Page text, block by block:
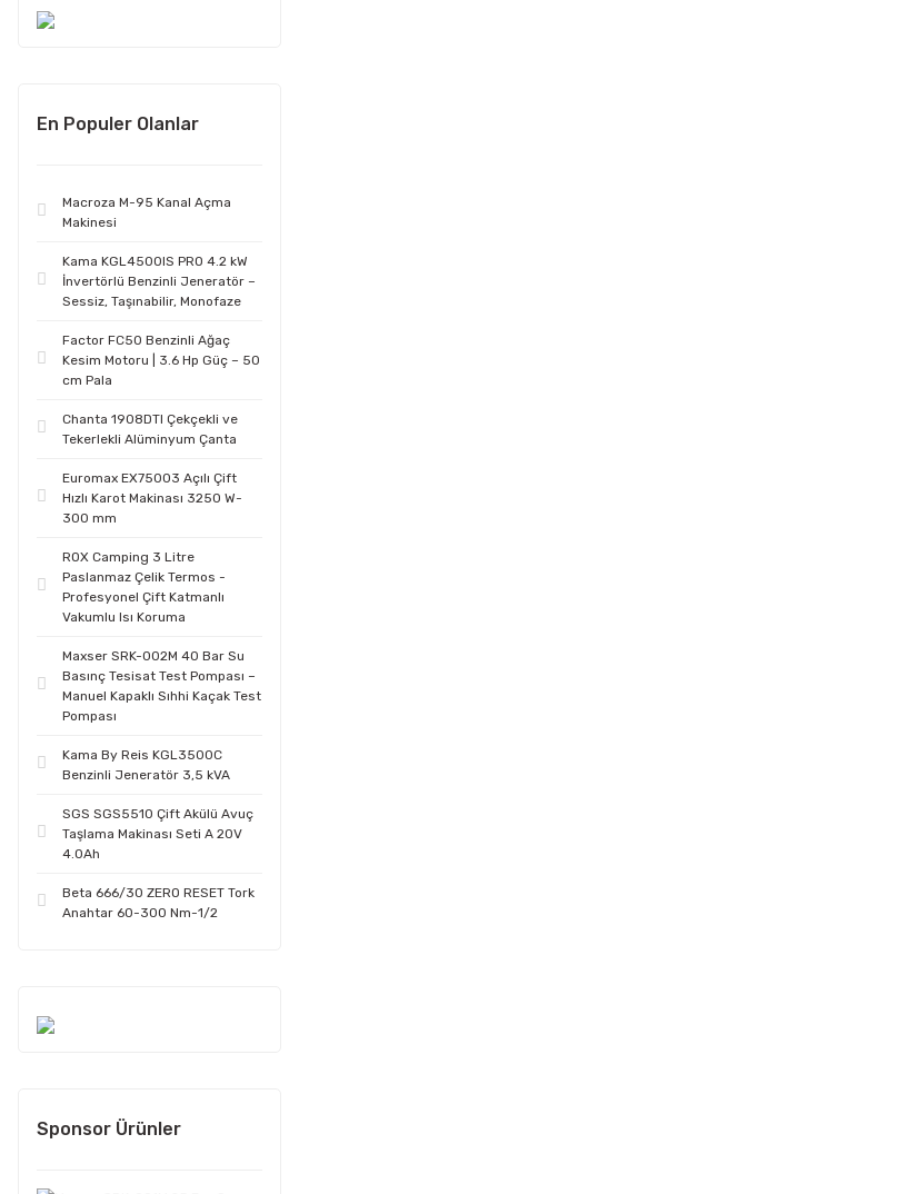
En Populer Olanlar
Macroza M-95 Kanal Açma
Makinesi
Kama KGL4500IS PRO 4.2 kW
İnvertörlü Benzinli Jeneratör –
Sessiz, Taşınabilir, Monofaze
Factor FC50 Benzinli Ağaç
Kesim Motoru | 3.6 Hp Güç – 50
cm Pala
Chanta 1908DTI Çekçekli ve
Tekerlekli Alüminyum Çanta
Euromax EX75003 Açılı Çift
Hızlı Karot Makinası 3250 W-
300 mm
ROX Camping 3 Litre
Paslanmaz Çelik Termos -
Profesyonel Çift Katmanlı
Vakumlu Isı Koruma
Maxser SRK-002M 40 Bar Su
Basınç Tesisat Test Pompası –
Manuel Kapaklı Sıhhi Kaçak Test
Pompası
Kama By Reis KGL3500C
Benzinli Jeneratör 3,5 kVA
SGS SGS5510 Çift Akülü Avuç
Taşlama Makinası Seti A 20V
4.0Ah
Beta 666/30 ZERO RESET Tork
Anahtar 60-300 Nm-1/2
Sponsor Ürünler